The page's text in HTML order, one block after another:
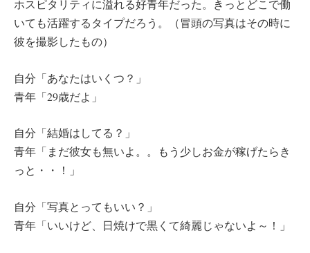
ホスピタリティに溢れる好青年だった。きっとどこで働
いても活躍するタイプだろう。（冒頭の写真はその時に
彼を撮影したもの）
自分「あなたはいくつ？」
青年「29歳だよ」
自分「結婚はしてる？」
青年「まだ彼女も無いよ。。もう少しお金が稼げたらき
っと・・！」
自分「写真とってもいい？」
青年「いいけど、日焼けで黒くて綺麗じゃないよ～！」